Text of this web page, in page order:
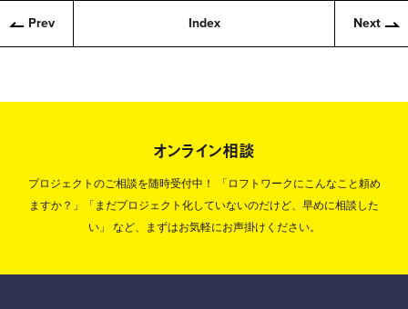
Prev Index Next
オンライン相談
プロジェクトのご相談を随時受付中！
「ロフトワークにこんなこと頼め
ますか？」「まだプロジェクト化していないのだけど、早めに相談した
い」
など、まずはお気軽にお声掛けください。